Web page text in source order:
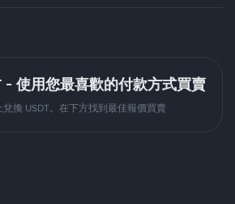
- 使用您最喜歡的付款方式買賣
換 USDT。在下方找到最佳報價買賣